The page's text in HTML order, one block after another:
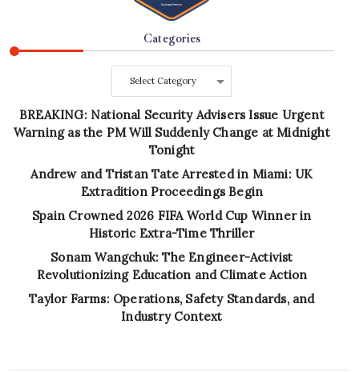
Categories
Categories
BREAKING: National Security Advisers Issue Urgent
Warning as the PM Will Suddenly Change at Midnight
Tonight
Andrew and Tristan Tate Arrested in Miami: UK
Extradition Proceedings Begin
Spain Crowned 2026 FIFA World Cup Winner in
Historic Extra-Time Thriller
Sonam Wangchuk: The Engineer-Activist
Revolutionizing Education and Climate Action
Taylor Farms: Operations, Safety Standards, and
Industry Context